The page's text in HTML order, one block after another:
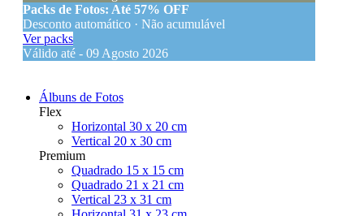
Packs de Fotos: Até 57% OFF
Desconto automático · Não acumulável
Ver packs
Válido até - 09 Agosto 2026
Álbuns de Fotos
Flex
Horizontal 30 x 20 cm
Vertical 20 x 30 cm
Premium
Quadrado 15 x 15 cm
Quadrado 21 x 21 cm
Vertical 23 x 31 cm